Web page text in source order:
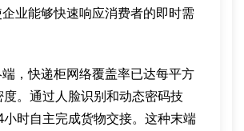
业能够快速响应消费者的即时需
，快递柜网络覆盖率已达每平方
。通过人脸识别和动态密码技
时自主完成货物交接。这种末端